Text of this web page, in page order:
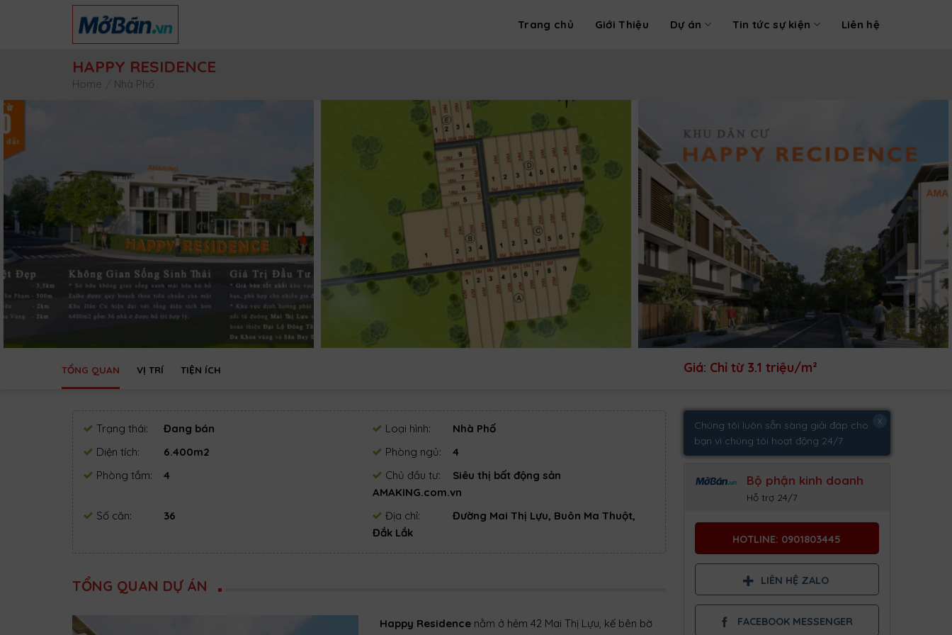
Trang chủ Giới Thiệu Dự án Tin tức sự kiện Liên hệ
HAPPY RESIDENCE
Home Nhà Phố
TỔNG QUAN VỊ TRÍ TIỆN ÍCH Giá: Chỉ từ 3.1 triệu/m²
Chúng tôi luôn sẵn sàng giải đáp cho
bạn vì chúng tôi hoạt động 24/7
x
Bộ phận kinh doanh
Hỗ trợ 24/7
HOTLINE: 0901803445
LIÊN HỆ ZALO
FACEBOOK MESSENGER
Trạng thái: Đang bán Loại hình:
Nhà Phố
Diện tích:
6.400m2 Phòng ngủ:
4
Phòng tắm:
4 Chủ đầu tư:
Siêu thị bất động sản
AMAKING.com.vn
Số căn:
36 Địa chỉ:
Đường Mai Thị Lựu, Buôn Ma Thuột,
Đắk Lắk
TỔNG QUAN DỰ ÁN
Happy Residencenằm ở hẻm 42 Mai Thị Lựu, kế bên bờ